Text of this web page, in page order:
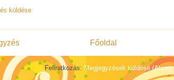
küldése
Főoldal
Feliratkozás: Megjegyzések küldése (Atom)